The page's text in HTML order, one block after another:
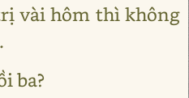
vài hôm thì không
ba?